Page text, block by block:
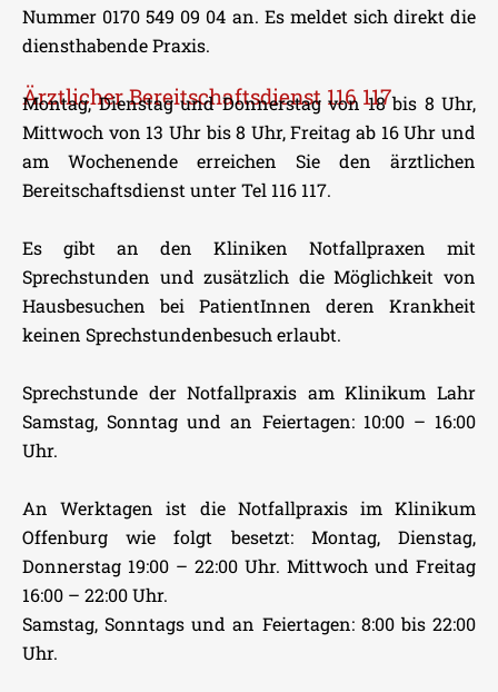
Nummer 0170 549 09 04 an. Es meldet sich direkt die
diensthabende Praxis.
Ärztlicher Bereitschaftsdienst 116 117
Montag, Dienstag und Donnerstag von 18 bis 8 Uhr,
Mittwoch von 13 Uhr bis 8 Uhr, Freitag ab 16 Uhr und
am Wochenende erreichen Sie den ärztlichen
Bereitschaftsdienst unter Tel 116 117.
Es gibt an den Kliniken Notfallpraxen mit
Sprechstunden und zusätzlich die Möglichkeit von
Hausbesuchen bei PatientInnen deren Krankheit
keinen Sprechstundenbesuch erlaubt.
Sprechstunde der Notfallpraxis am Klinikum Lahr
Samstag, Sonntag und an Feiertagen: 10:00 – 16:00
Uhr.
An Werktagen ist die Notfallpraxis im Klinikum
Offenburg wie folgt besetzt: Montag, Dienstag,
Donnerstag 19:00 – 22:00 Uhr. Mittwoch und Freitag
16:00 – 22:00 Uhr.
Samstag, Sonntags und an Feiertagen: 8:00 bis 22:00
Uhr.